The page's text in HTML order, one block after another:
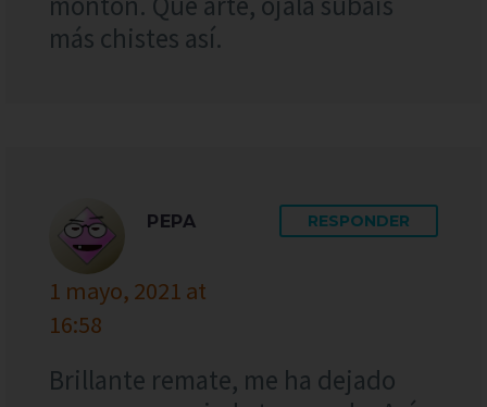
más chistes así.
PEPA
1 mayo, 2021 at
16:58
RESPONDER
Brillante remate, me ha dejado